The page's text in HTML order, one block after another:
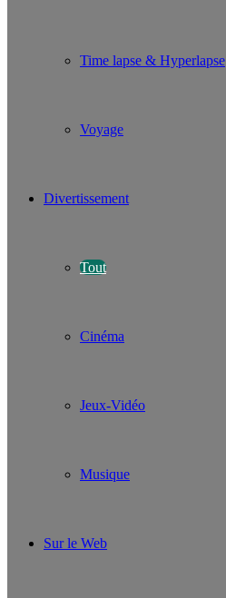
Time lapse & Hyperlapse
Voyage
Divertissement
Tout
Cinéma
Jeux-Vidéo
Musique
Sur le Web